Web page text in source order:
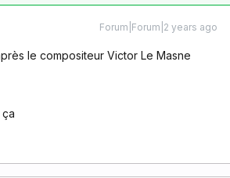
Forum|Forum|2 years ago
le compositeur Victor Le Masne